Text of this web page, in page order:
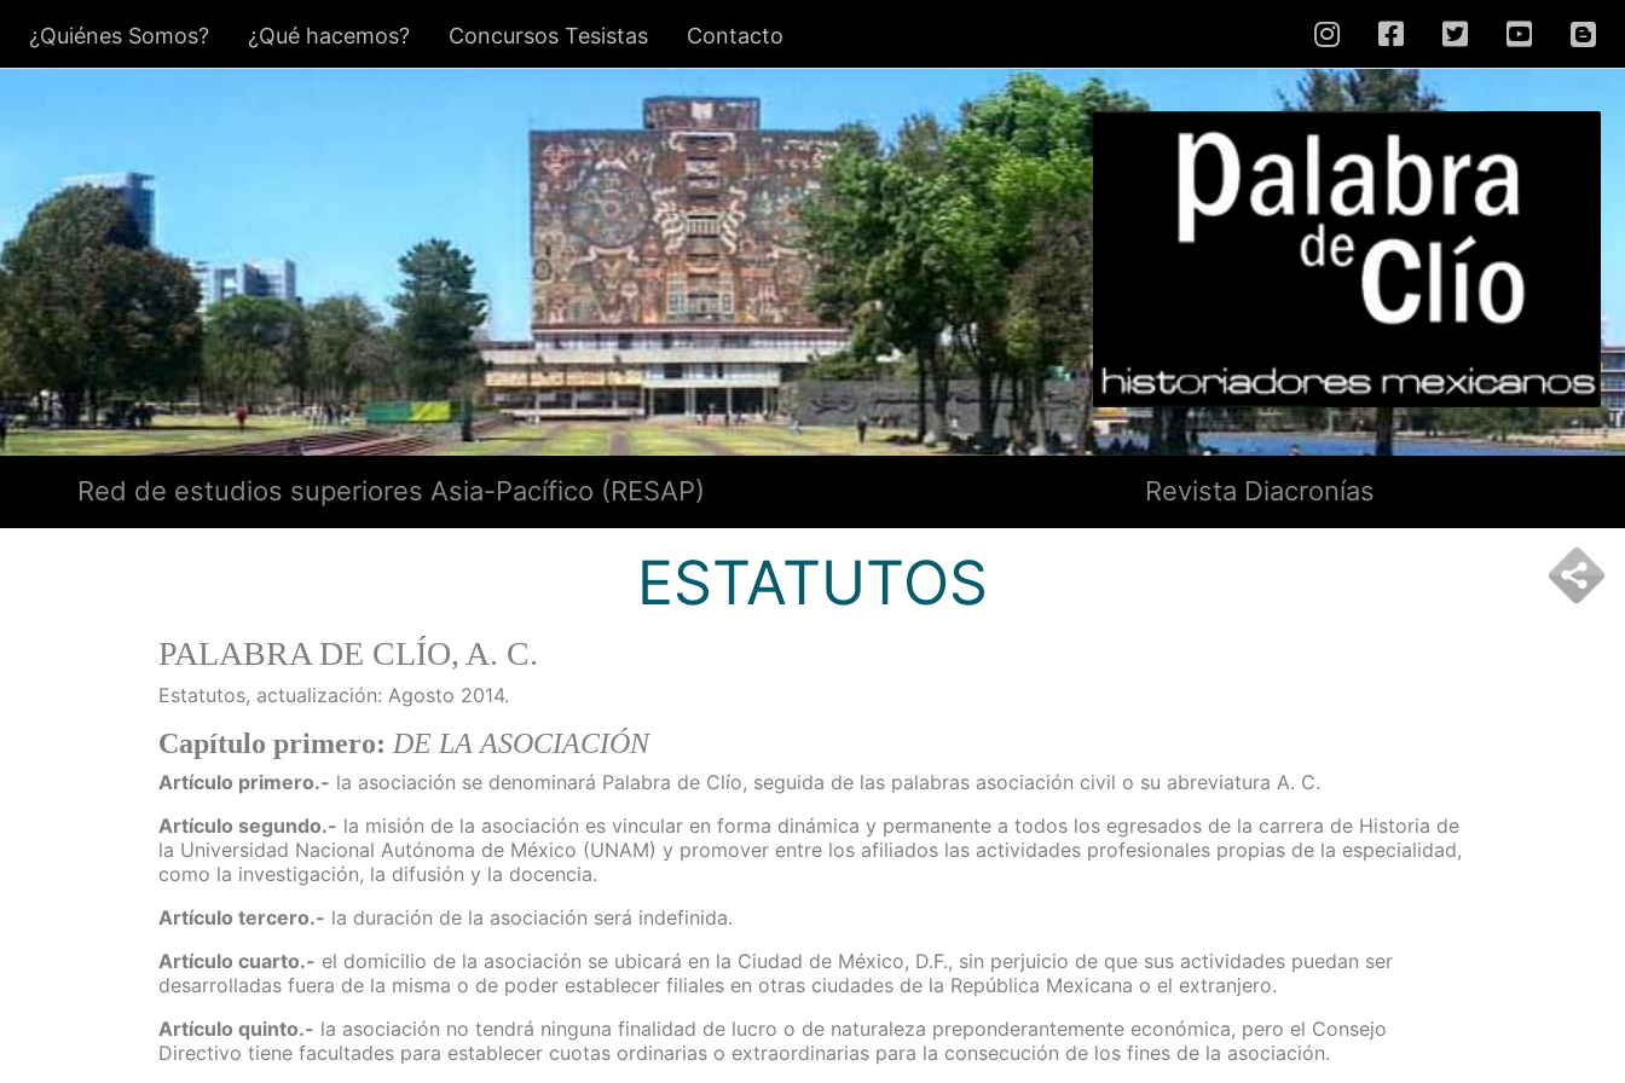
¿Quiénes Somos? ¿Qué hacemos? Concursos Tesistas Contacto